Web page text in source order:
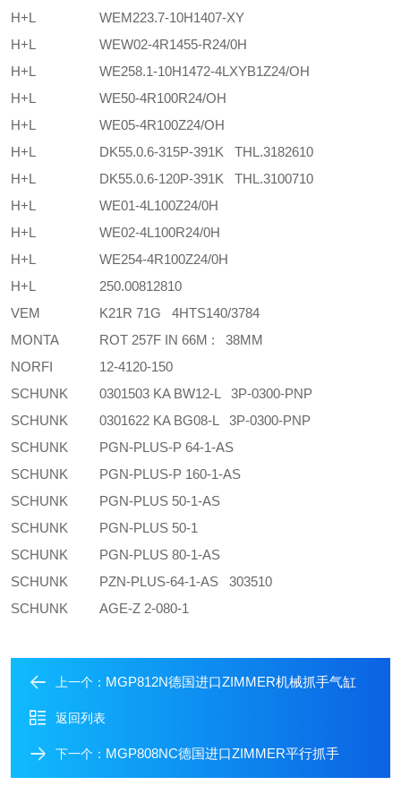
H+L
WEM223.7-10H1407-XY
H+L
WEW02-4R1455-R24/0H
H+L
WE258.1-10H1472-4LXYB1Z24/OH
H+L
WE50-4R100R24/OH
H+L
WE05-4R100Z24/OH
H+L
DK55.0.6-315P-391K THL.3182610
H+L
DK55.0.6-120P-391K THL.3100710
H+L
WE01-4L100Z24/0H
H+L
WE02-4L100R24/0H
H+L
WE254-4R100Z24/0H
H+L
250.00812810
VEM
K21R 71G 4HTS140/3784
MONTA
ROT 257F IN 66M : 38MM
NORFI
12-4120-150
SCHUNK
0301503 KA BW12-L 3P-0300-PNP
SCHUNK
0301622 KA BG08-L 3P-0300-PNP
SCHUNK
PGN-PLUS-P 64-1-AS
SCHUNK
PGN-PLUS-P 160-1-AS
SCHUNK
PGN-PLUS 50-1-AS
SCHUNK
PGN-PLUS 50-1
SCHUNK
PGN-PLUS 80-1-AS
SCHUNK
PZN-PLUS-64-1-AS 303510
SCHUNK
AGE-Z 2-080-1
上一个： MGP812N德国进口ZIMMER机械抓手气缸
返回列表
下一个： MGP808NC德国进口ZIMMER平行抓手